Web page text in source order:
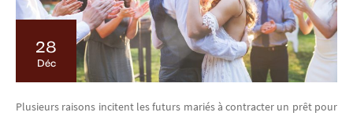
28
Déc
Plusieurs raisons incitent les futurs mariés à contracter un prêt pour